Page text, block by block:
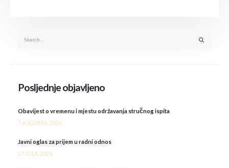
Posljednje objavljeno
Obavijest o vremenu i mjestu održavanja stručnog ispita
7 AUGUSTA, 2026
Javni oglas za prijem u radni odnos
27 JULA, 2026